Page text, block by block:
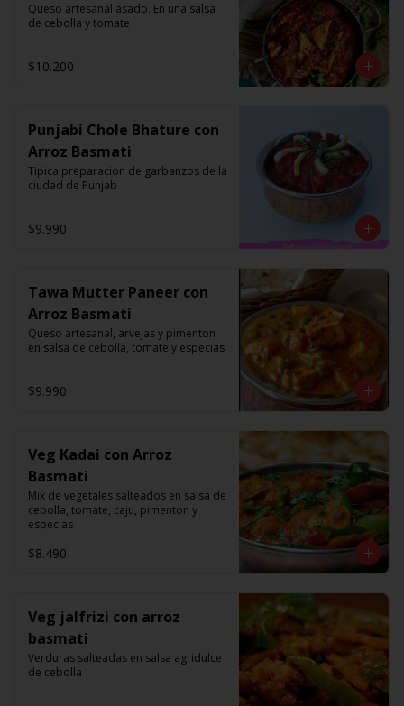
Queso artesanal asado. En una salsa
de cebolla y tomate
$10.200
Punjabi Chole Bhature con
Arroz Basmati
Tipica preparacion de garbanzos de la
ciudad de Punjab
$9.990
Tawa Mutter Paneer con
Arroz Basmati
Queso artesanal, arvejas y pimenton
en salsa de cebolla, tomate y especias
$9.990
Veg Kadai con Arroz
Basmati
Mix de vegetales salteados en salsa de
cebolla, tomate, caju, pimenton y
especias
$8.490
Veg jalfrizi con arroz
basmati
Verduras salteadas en salsa agridulce
de cebolla